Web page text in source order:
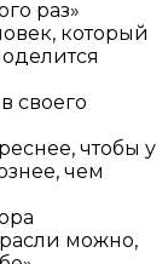
раз»
который
своего
чтобы у
чем
можно,